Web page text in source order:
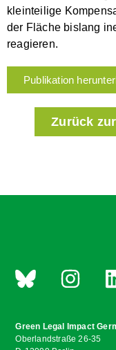
kleinteilige
der Fläche bislang
reagieren.
Publikation
Zurück
Green Legal Impact
Oberlandstraße 26-35